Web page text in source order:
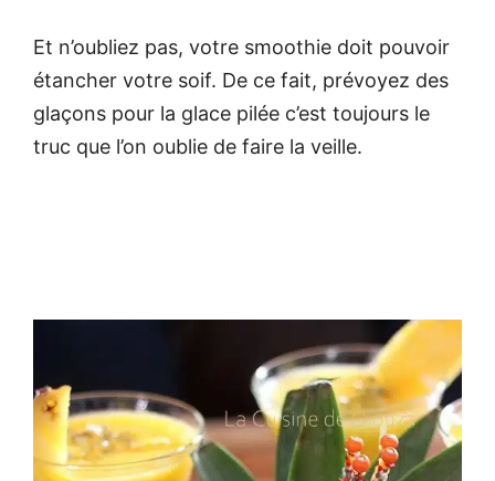
Et n’oubliez pas, votre smoothie doit pouvoir
étancher votre soif. De ce fait, prévoyez des
glaçons pour la glace pilée c’est toujours le
truc que l’on oublie de faire la veille.